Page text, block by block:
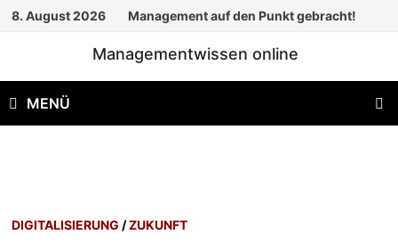
Zum
8. August 2026 Management auf den Punkt gebracht!
Managementwissen online
MENÜ
DIGITALISIERUNG /ZUKUNFT